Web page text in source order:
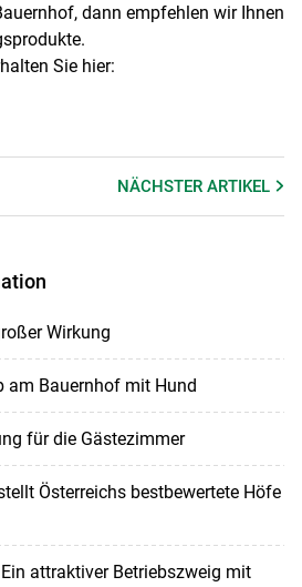
to main content
dann empfehlen wir Ihnen
Sie hier:
NÄCHSTERARTIKEL
Wirkung
am Bauernhof mit Hund
für die Gästezimmer
Österreichs bestbewertete Höfe
attraktiver Betriebszweig mit